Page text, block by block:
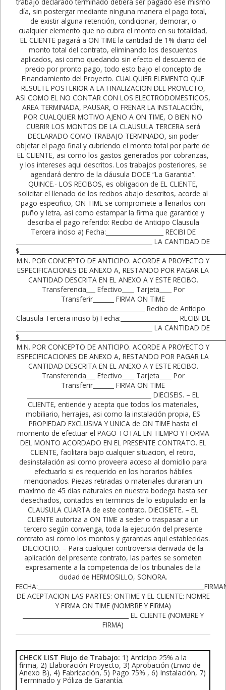
CHECK LIST Flujo de Trabajo: 1) Anticipo 25% a la
firma, 2) Elaboración Proyecto, 3) Aprobación (Envio de
Anexo B), 4) Fabricación, 5) Pago 75% , 6) Instalación, 7)
Terminado y Póliza de Garantía.